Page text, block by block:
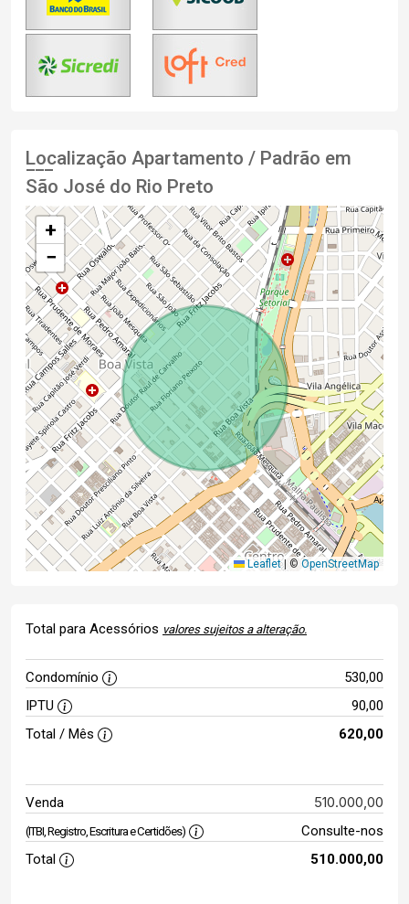
Localização Apartamento / Padrão em
São José do Rio Preto
+
−
Leaflet © OpenStreetMap
Total para Acessórios valores sujeitos a alteração.
Condomínio
530,00
IPTU
90,00
Total / Mês
620,00
Venda 510.000,00
(ITBI, Registro, Escritura e Certidões)
Consulte-nos
Total
510.000,00